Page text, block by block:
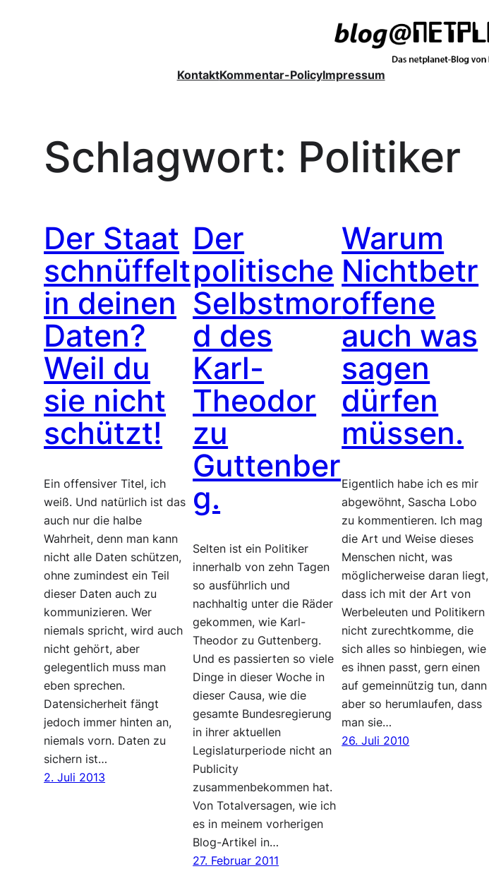
KontaktKommentar-PolicyImpressum
Schlagwort: Politiker
Der Staat
schnüffelt
in deinen
Daten?
Weil du
sie nicht
schützt!
Ein offensiver Titel, ich
weiß. Und natürlich ist das
auch nur die halbe
Wahrheit, denn man kann
nicht alle Daten schützen,
ohne zumindest ein Teil
dieser Daten auch zu
kommunizieren. Wer
niemals spricht, wird auch
nicht gehört, aber
gelegentlich muss man
eben sprechen.
Datensicherheit fängt
jedoch immer hinten an,
niemals vorn. Daten zu
sichern ist…
2. Juli 2013
Der
politische
Selbstmor
d des
Karl-
Theodor
zu
Guttenber
g.
Selten ist ein Politiker
innerhalb von zehn Tagen
so ausführlich und
nachhaltig unter die Räder
gekommen, wie Karl-
Theodor zu Guttenberg.
Und es passierten so viele
Dinge in dieser Woche in
dieser Causa, wie die
gesamte Bundesregierung
in ihrer aktuellen
Legislaturperiode nicht an
Publicity
zusammenbekommen hat.
Von Totalversagen, wie ich
es in meinem vorherigen
Blog-Artikel in…
27. Februar 2011
Warum
Nichtbetr
offene
auch was
sagen
dürfen
müssen.
Eigentlich habe ich es mir
abgewöhnt, Sascha Lobo
zu kommentieren. Ich mag
die Art und Weise dieses
Menschen nicht, was
möglicherweise daran liegt,
dass ich mit der Art von
Werbeleuten und Politikern
nicht zurechtkomme, die
sich alles so hinbiegen, wie
es ihnen passt, gern einen
auf gemeinnützig tun, dann
aber so herumlaufen, dass
man sie…
26. Juli 2010